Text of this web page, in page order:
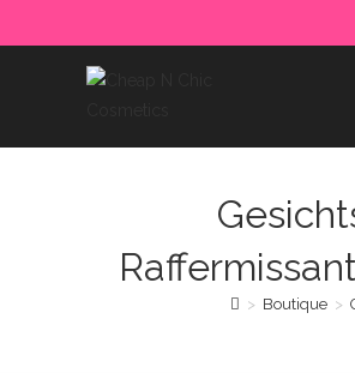
to
> Boutique >